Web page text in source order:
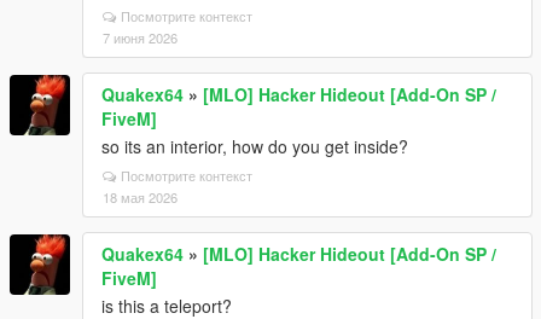
Посмотрите контекст
7 июня 2026
Quakex64 » [MLO] Hacker Hideout [Add-On SP /
FiveM]
so its an interior, how do you get inside?
Посмотрите контекст
18 мая 2026
Quakex64 » [MLO] Hacker Hideout [Add-On SP /
FiveM]
is this a teleport?